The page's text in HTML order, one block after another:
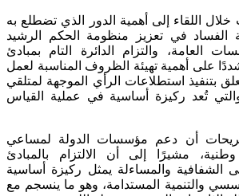
خلال اللقاء إلى أهمية الدور الذي تضطلع به
الفساد في تعزيز منظومة الحكم الرشيد
العامة، والتزام الدائرة التام بمبادئ
على أهمية تهيئة الظروف المناسبة لعمل
بتنفيذ استطلاعات الرأي الموجهة لمتلقي
تُعد ركيزة أساسية في عملية القياس
فريحات أن دعم مؤسسات الدولة لمساعي
مشيرًا إلى أن الالتزام بالمبادئ
الشفافية والمساءلة يمثل ركيزة أساسية
والتنمية المستدامة، وهو ما ينسجم مع